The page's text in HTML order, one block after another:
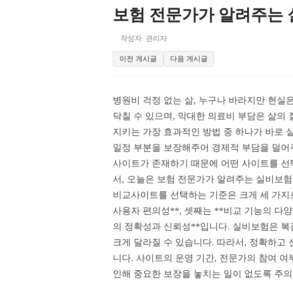
보험 전문가가 알려주는
작성자: 관리자
이전 게시글 다음 게시글
병원비 걱정 없는 삶, 누구나 바라지만 현실
닥칠 수 있으며, 막대한 의료비 부담은 삶의
지키는 가장 효과적인 방법 중 하나가 바로
일정 부분을 보장해주어 경제적 부담을 덜
사이트가 존재하기 때문에 어떤 사이트를
서, 오늘은 보험 전문가가 알려주는 실비보
비교사이트를 선택하는 기준은 크게 세 가
사용자 편의성**, 셋째는 **비교 기능의 다
의 정확성과 신뢰성**입니다. 실비보험은
크게 달라질 수 있습니다. 따라서, 정확하고
니다. 사이트의 운영 기간, 전문가의 참여
인해 중요한 보장을 놓치는 일이 없도록 주